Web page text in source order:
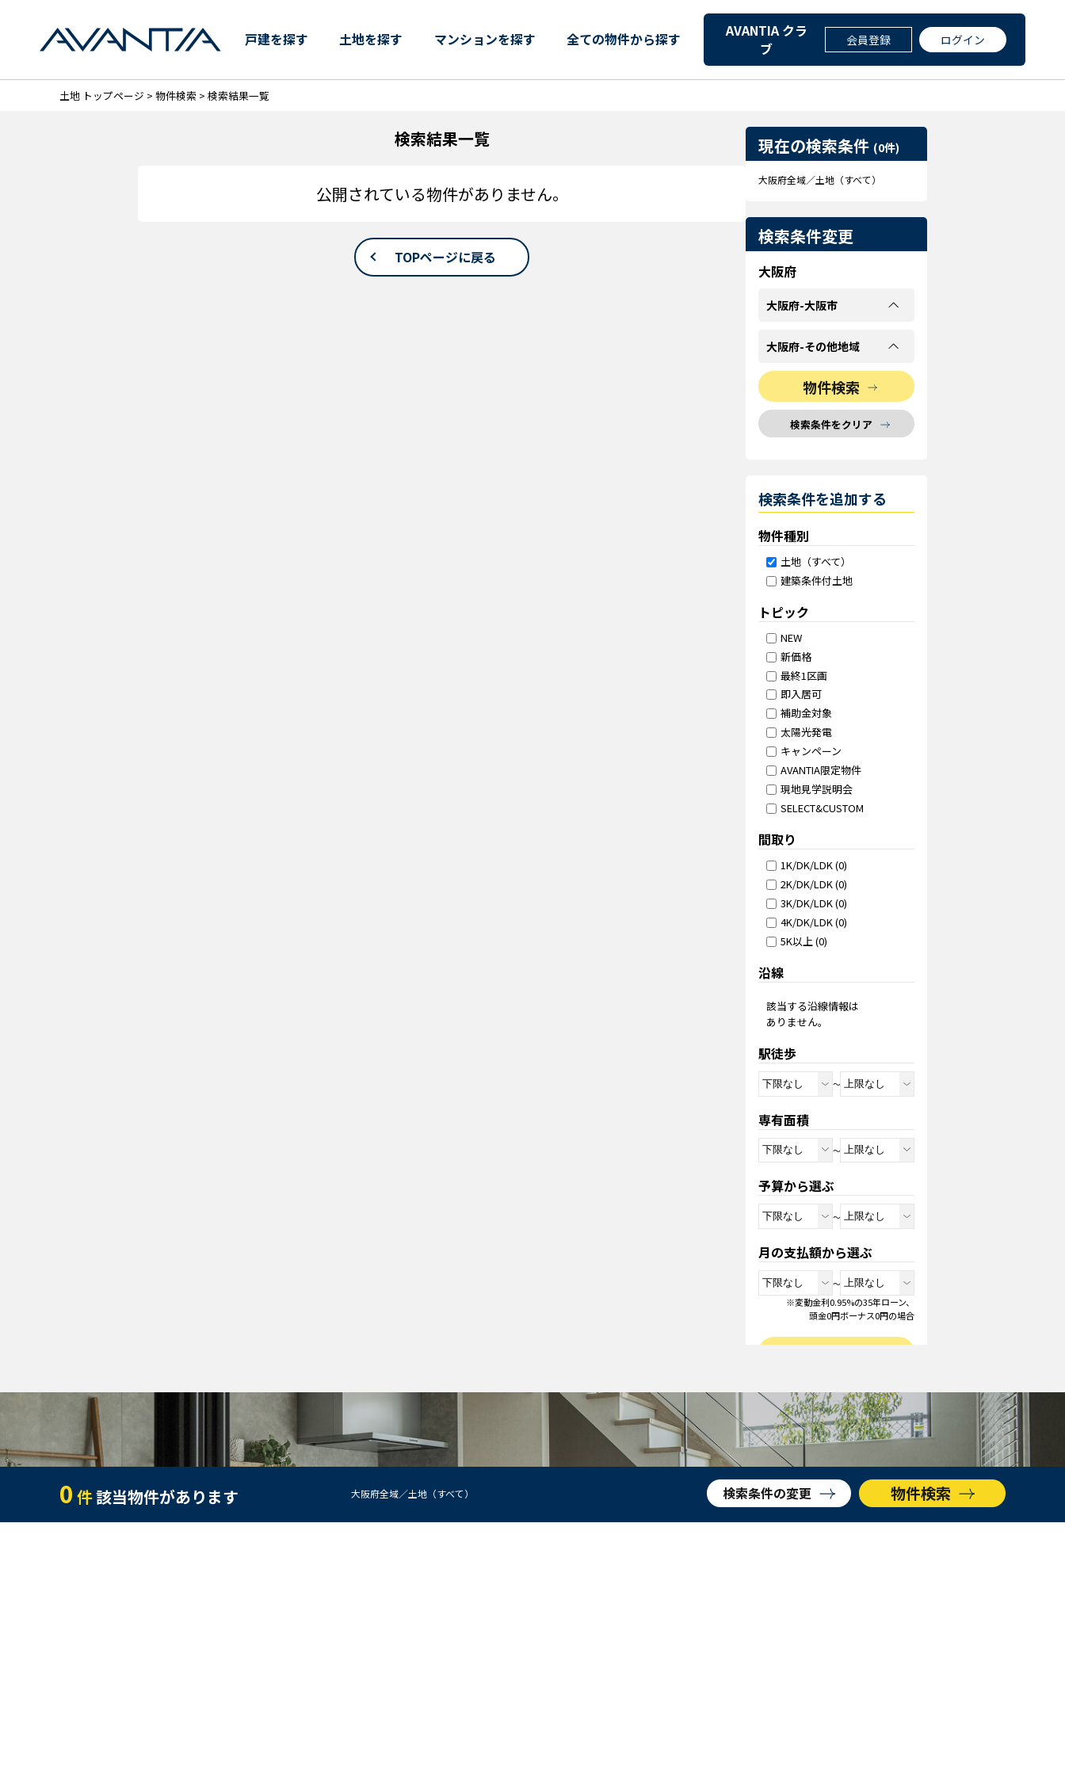
【AVANTIA】大阪府の土地・分譲地 物件一覧
戸建を探す 土地を探す マンションを探す 全ての物件から探す
AVANTIA クラ
ブ
会員登録 ログイン
土地 トップページ > 物件検索 > 検索結果一覧
検索結果一覧
公開されている物件がありません。
TOPページに戻る
現在の検索条件 (0件)
大阪府全域／土地（すべて）
検索条件変更
大阪府
大阪府-大阪市
大阪府-その他地域
物件検索
検索条件をクリア
検索条件を追加する
物件種別
土地（すべて）
建築条件付土地
トピック
NEW
新価格
最終1区画
即入居可
補助金対象
太陽光発電
キャンペーン
AVANTIA限定物件
現地見学説明会
SELECT&CUSTOM
間取り
1K/DK/LDK(0)
2K/DK/LDK(0)
3K/DK/LDK(0)
4K/DK/LDK(0)
5K以上(0)
沿線
該当する沿線情報は
ありません。
駅徒歩
～
専有面積
～
予算から選ぶ
～
月の支払額から選ぶ
～
※変動金利0.95%の35年ローン、
頭金0円ボーナス0円の場合
検索条件をクリア
0 件該当物件があります 大阪府全域／土地（すべて） 検索条件の変更 物件検索